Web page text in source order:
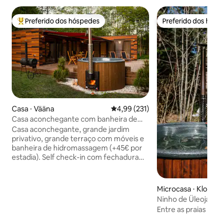
Entre os melhores preferidos dos hóspedes
Preferido dos hóspedes
Casa ⋅ Vääna 4,99 de uma avaliação média de
4,99 (231)
Casa aconchegante com banheira de
hidromassagem, sauna e grande quintal
privativo
Casa aconchegante, grande jardim
privativo, grande terraço com móveis e
banheira de hidromassagem (+45€ por
estadia). Self check-in com fechadura
Preferido dos
Preferido dos
Microcasa ⋅
Ninho de Üleoja
Entre as praias